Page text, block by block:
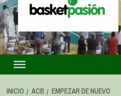
INICIO ACB EMPEZAR DE NUEVO